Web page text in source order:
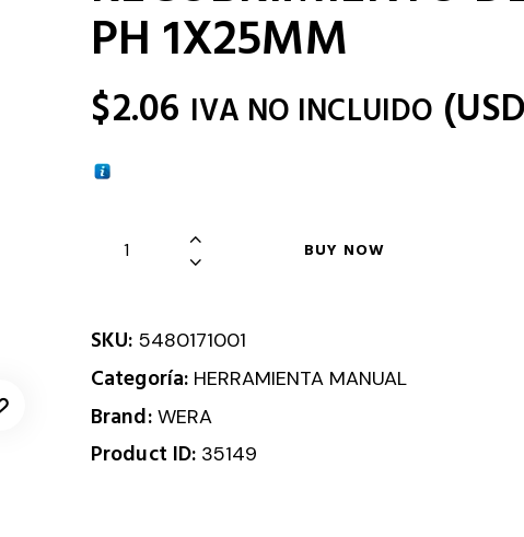
PH 1X25MM
$2.06 IVA NO INCLUIDO (
BUY NOW
SKU: 5480171001
Categoría: HERRAMIENTA MANUAL
Brand: WERA
Product ID: 35149